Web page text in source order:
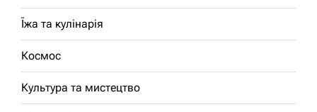
Їжа та кулінарія
Космос
Культура та мистецтво